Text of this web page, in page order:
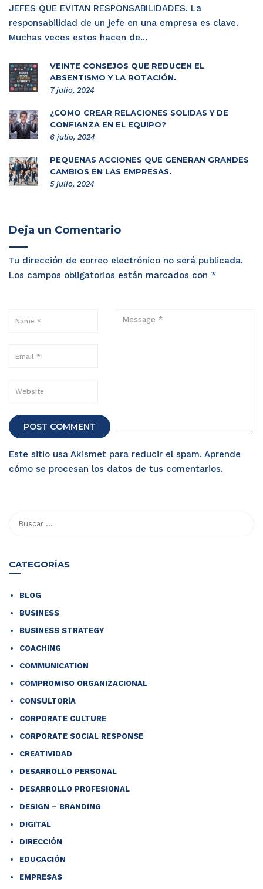
JEFES QUE EVITAN RESPONSABILIDADES. La
responsabilidad de un jefe en una empresa es clave.
Muchas veces estos hacen de...
VEINTE CONSEJOS QUE REDUCEN EL
ABSENTISMO Y LA ROTACIÓN.
7 julio, 2024
¿CÓMO CREAR RELACIONES SÓLIDAS Y DE
CONFIANZA EN EL EQUIPO?
6 julio, 2024
PEQUEÑAS ACCIONES QUE GENERAN GRANDES
CAMBIOS EN LAS EMPRESAS.
5 julio, 2024
Deja un Comentario
Tu dirección de correo electrónico no será publicada.
Los campos obligatorios están marcados con *
Este sitio usa Akismet para reducir el spam. Aprende
cómo se procesan los datos de tus comentarios.
CATEGORÍAS
BLOG
BUSINESS
BUSINESS STRATEGY
COACHING
COMMUNICATION
COMPROMISO ORGANIZACIONAL
CONSULTORÍA
CORPORATE CULTURE
CORPORATE SOCIAL RESPONSE
CREATIVIDAD
DESARROLLO PERSONAL
DESARROLLO PROFESIONAL
DESIGN – BRANDING
DIGITAL
DIRECCIÓN
EDUCACIÓN
EMPRESAS